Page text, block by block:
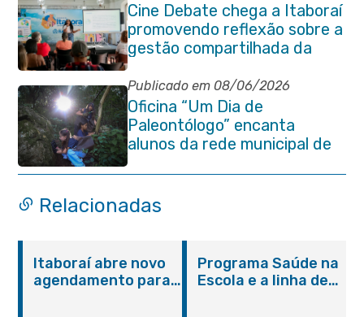
Cine Debate chega a Itaboraí
promovendo reflexão sobre a
gestão compartilhada da
Baía de Guanabara
Publicado em 08/06/2026
Oficina “Um Dia de
Paleontólogo” encanta
alunos da rede municipal de
Itaboraí
Relacionadas
Itaboraí abre novo
agendamento para
Programa Saúde na
Escola e a linha de